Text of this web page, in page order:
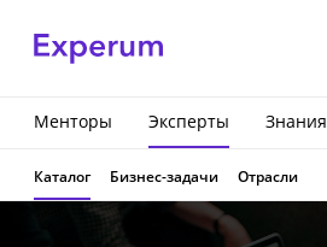
Менторы Эксперты Знания
Каталог Бизнес-задачи Отрасли